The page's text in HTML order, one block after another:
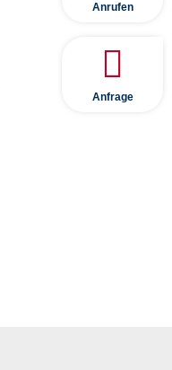
Anrufen
Anfrage